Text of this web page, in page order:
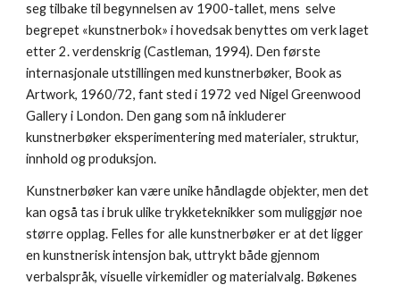
seg tilbake til begynnelsen av 1900-tallet, mens selve
begrepet «kunstnerbok» i hovedsak benyttes om verk laget
etter 2. verdenskrig (Castleman, 1994). Den første
internasjonale utstillingen med kunstnerbøker, Book as
Artwork, 1960/72, fant sted i 1972 ved Nigel Greenwood
Gallery i London. Den gang som nå inkluderer
kunstnerbøker eksperimentering med materialer, struktur,
innhold og produksjon.
Kunstnerbøker kan være unike håndlagde objekter, men det
kan også tas i bruk ulike trykketeknikker som muliggjør noe
større opplag. Felles for alle kunstnerbøker er at det ligger
en kunstnerisk intensjon bak, uttrykt både gjennom
verbalspråk, visuelle virkemidler og materialvalg. Bøkenes